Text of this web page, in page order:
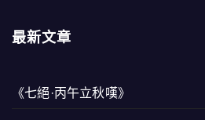
最新文章
《七絕·丙午立秋嘆》